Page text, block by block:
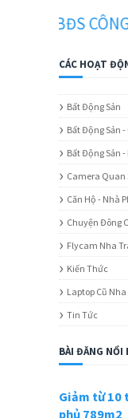
BĐS CÔNG
CÁC HOẠT
Bất Động Sản
Bất Động Sản
Bất Động Sản -
Camera Quan
Căn Hộ - Nhà
Chuyện Đông
Flycam Nha
Kiến Thức
Laptop Cũ
Tin Tức
BÀI ĐĂNG NỔI
Giảm từ 10
phủ 789m2